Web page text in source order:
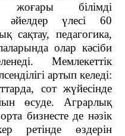
жоғары білімді
әйелдер үлесі 60
сақтау, педагогика,
олар кәсіби
Мемлекеттік
артып келеді:
сот жүйесінде
өсуде. Аграрлық
бизнесте де нәзік
ретінде өздерін